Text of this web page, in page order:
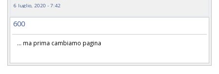
6 luglio, 2020 - 7:42
600
… ma prima cambiamo pagina